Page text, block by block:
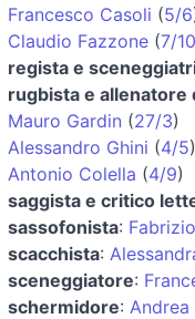
Francesco Casoli (5/6
Claudio Fazzone (7/10
regista e
rugbista e allenatore
Mauro Gardin (27/3)
Alessandro Ghini (4/5)
Antonio Colella (4/9)
saggista e critico
sassofonista:
scacchista:
sceneggiatore:
schermidore: